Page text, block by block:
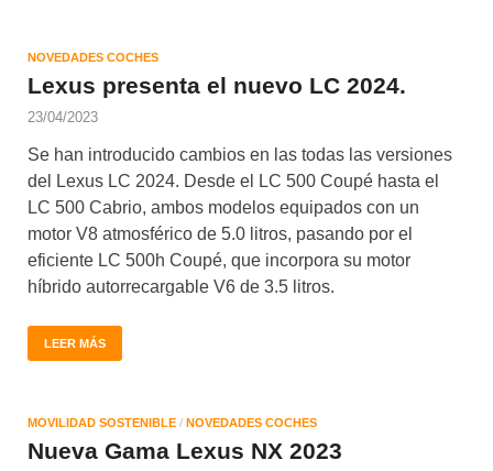
NOVEDADES COCHES
Lexus presenta el nuevo LC 2024.
23/04/2023
Se han introducido cambios en las todas las versiones
del Lexus LC 2024. Desde el LC 500 Coupé hasta el
LC 500 Cabrio, ambos modelos equipados con un
motor V8 atmosférico de 5.0 litros, pasando por el
eficiente LC 500h Coupé, que incorpora su motor
híbrido autorrecargable V6 de 3.5 litros.
LEER MÁS
MOVILIDAD SOSTENIBLE / NOVEDADES COCHES
Nueva Gama Lexus NX 2023